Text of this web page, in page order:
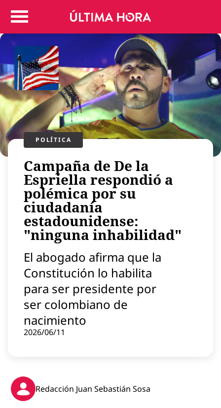
Colombia
Judicial
Politica
Regiones
Deportes
Positivas
Entretenimiento
Vida
Mundo
Virales
Tecnología
Economía
Estilo de vida
Contenido patrocinado
Instagram
POLÍTICA​
Campaña de De la
Espriella respondió a
polémica por su
ciudadanía
estadounidense:
"ninguna inhabilidad"
El abogado afirma que la
Constitución lo habilita
para ser presidente por
ser colombiano de
nacimiento
2026/06/11
Redacción Juan Sebastián Sosa